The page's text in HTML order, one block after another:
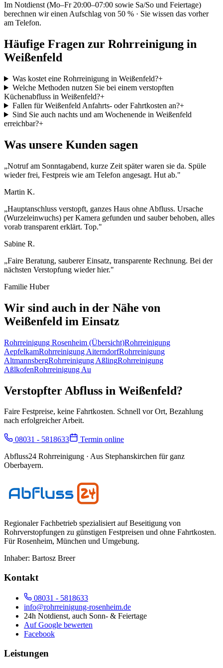
Im Notdienst (Mo–Fr 20:00–07:00 sowie Sa/So und Feiertage)
berechnen wir einen Aufschlag von 50 % · Sie wissen das vorher
am Telefon.
Häufige Fragen zur Rohrreinigung in
Weißenfeld
Was kostet eine Rohrreinigung in Weißenfeld?+
Welche Methoden nutzen Sie bei einem verstopften
Küchenabfluss in Weißenfeld?+
Fallen für Weißenfeld Anfahrts- oder Fahrtkosten an?+
Sind Sie auch nachts und am Wochenende in Weißenfeld
erreichbar?+
Was unsere Kunden sagen
„Notruf am Sonntagabend, kurze Zeit später waren sie da. Spüle
wieder frei, Festpreis wie am Telefon angesagt. Hut ab."
Martin K.
„Hauptanschluss verstopft, ganzes Haus ohne Abfluss. Ursache
(Wurzeleinwuchs) per Kamera gefunden und sauber behoben, alles
vorab transparent erklärt. Top."
Sabine R.
„Faire Beratung, sauberer Einsatz, transparente Rechnung. Bei der
nächsten Verstopfung wieder hier."
Familie Huber
Wir sind auch in der Nähe von
Weißenfeld im Einsatz
Rohrreinigung Rosenheim (Übersicht)Rohrreinigung
AepfelkamRohrreinigung AiterndorfRohrreinigung
AltmannsbergRohrreinigung AßlingRohrreinigung
AßlkofenRohrreinigung Au
Verstopfter Abfluss in Weißenfeld?
Faire Festpreise, keine Fahrtkosten. Schnell vor Ort, Bezahlung
nach erfolgreicher Arbeit.
08031 - 5818633
Termin online
Abfluss24 Rohrreinigung · Aus Stephanskirchen für ganz
Oberbayern.
Regionaler Fachbetrieb spezialisiert auf Beseitigung von
Rohrverstopfungen zu günstigen Festpreisen und ohne Fahrtkosten.
FürRosenheim, München und Umgebung.
Inhaber: Bartosz Breer
Kontakt
08031 - 5818633
info@rohrreinigung-rosenheim.de
24h Notdienst, auch Sonn- & Feiertage
Auf Google bewerten
Facebook
Leistungen